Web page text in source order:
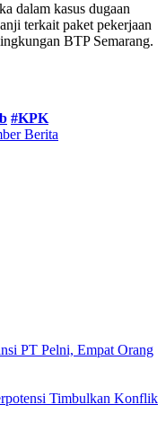
dalam kasus dugaan
terkait paket pekerjaan
BTP Semarang.
#KPK
Berita
PT Pelni, Empat Orang
Timbulkan Konflik